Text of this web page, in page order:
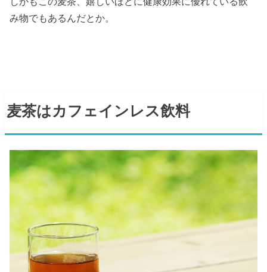
み物でもあるんだとか。
麦茶はカフェインレス飲料